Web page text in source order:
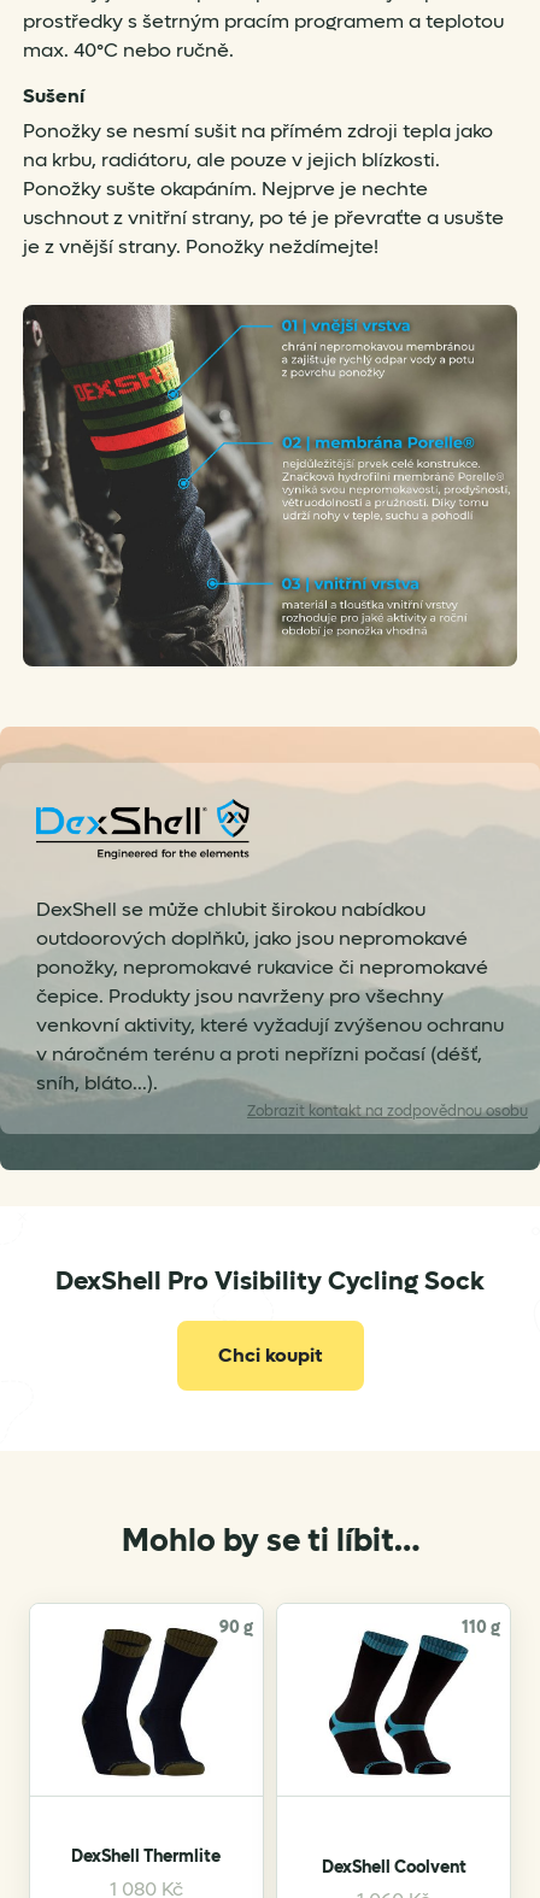
prostředky s šetrným pracím programem a teplotou
max. 40°C nebo ručně.
Sušení
Ponožky se nesmí sušit na přímém zdroji tepla jako
na krbu, radiátoru, ale pouze v jejich blízkosti.
Ponožky sušte okapáním. Nejprve je nechte
uschnout z vnitřní strany, po té je převraťte a usušte
je z vnější strany. Ponožky neždímejte!
DexShell se může chlubit širokou nabídkou
outdoorových doplňků, jako jsou nepromokavé
ponožky, nepromokavé rukavice či nepromokavé
čepice. Produkty jsou navrženy pro všechny
venkovní aktivity, které vyžadují zvýšenou ochranu
v náročném terénu a proti nepřízni počasí (déšť,
sníh, bláto...).
Zobrazit kontakt na zodpovědnou osobu
info@gramino.cz
DexShell Pro Visibility Cycling Sock
Chci koupit
Mohlo by se ti líbit…
90 g
DexShell Thermlite
1 080 Kč
110 g
DexShell Coolvent